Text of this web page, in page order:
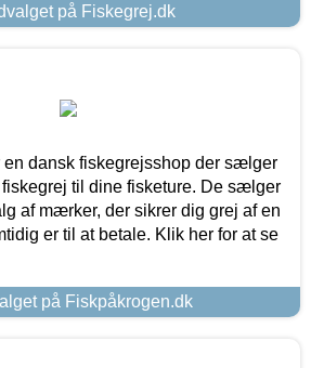
på Fiskegrej.dk
en dansk fiskegrejsshop der sælger
til dine fisketure. De sælger
af mærker, der sikrer dig grej af en
er til at betale. Klik her for at se
på Fiskpåkrogen.dk